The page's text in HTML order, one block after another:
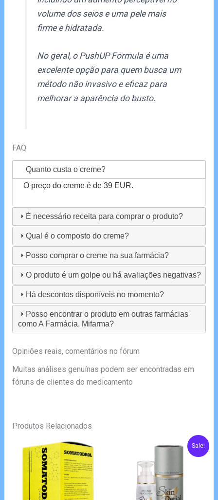
volume dos seios e uma pele mais
firme e hidratada.
No geral, o PushUP Formula é uma
excelente opção para quem busca um
método não invasivo e eficaz para
melhorar a aparência do busto.
FAQ
Quanto custa o creme?
O preço do creme é de 39 EUR.
É necessário receita para comprar o produto?
Qual é o composto do creme?
Posso comprar o creme na sua farmácia?
O produto é um golpe ou há avaliações negativas?
Há descontos disponíveis no momento?
Posso encontrar o produto em outras farmácias
como A Farmácia, Mifarma?
Opiniões reais, comentários no fórum
Muitas análises genuínas podem ser encontradas em
fóruns de clientes do medicamento
Produtos Relacionados
Sale!